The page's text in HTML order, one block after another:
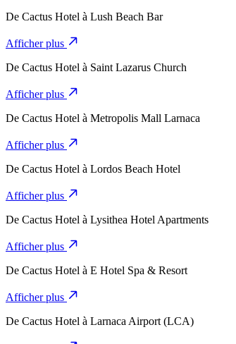
De Cactus Hotel à Lush Beach Bar
Afficher plus
De Cactus Hotel à Saint Lazarus Church
Afficher plus
De Cactus Hotel à Metropolis Mall Larnaca
Afficher plus
De Cactus Hotel à Lordos Beach Hotel
Afficher plus
De Cactus Hotel à Lysithea Hotel Apartments
Afficher plus
De Cactus Hotel à E Hotel Spa & Resort
Afficher plus
De Cactus Hotel à Larnaca Airport (LCA)